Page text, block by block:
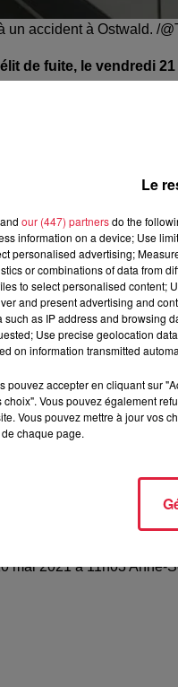
accident à Ostwald. /
de fuite, le vendredi
a été percuté par un
rue Ettore Bugatti à
au niveau de la tête.
cherchent à
la brigade des
mai 2021 à 11h03 Anne-
Le
our (447) partnersdo the
information on a device; Use
personalised advertising;
or combinations of data from
to select personalised content;
and present advertising and
such as IP address and browsing
Use precise geolocation
on information transmitted
pouvez accepter en cliquant sur
choix". Vous pouvez également
Vous pouvez mettre à jour vos
chaque page.